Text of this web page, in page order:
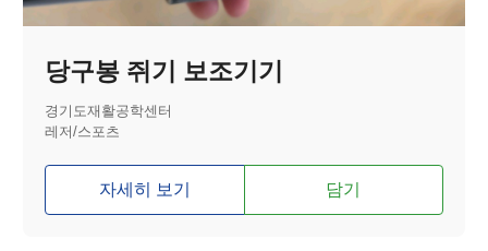
당구봉 쥐기 보조기기
경기도재활공학센터
레저/스포츠
자세히 보기 담기